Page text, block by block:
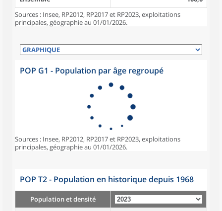
Sources : Insee, RP2012, RP2017 et RP2023, exploitations
principales, géographie au 01/01/2026.
POP G1 - Population par âge regroupé
Sources : Insee, RP2012, RP2017 et RP2023, exploitations
principales, géographie au 01/01/2026.
POP T2 - Population en historique depuis 1968
Population et densité